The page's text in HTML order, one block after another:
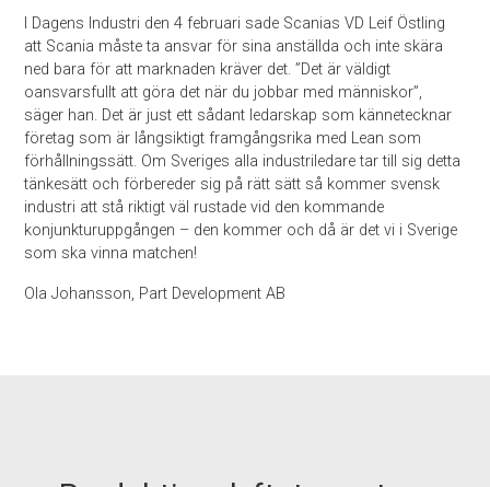
I Dagens Industri den 4 februari sade Scanias VD Leif Östling
att Scania måste ta ansvar för sina anställda och inte skära
ned bara för att marknaden kräver det. ”Det är väldigt
oansvarsfullt att göra det när du jobbar med människor”,
säger han. Det är just ett sådant ledarskap som kännetecknar
företag som är långsiktigt framgångsrika med Lean som
förhållningssätt. Om Sveriges alla industriledare tar till sig detta
tänkesätt och förbereder sig på rätt sätt så kommer svensk
industri att stå riktigt väl rustade vid den kommande
konjunkturuppgången – den kommer och då är det vi i Sverige
som ska vinna matchen!
Ola Johansson, Part Development AB